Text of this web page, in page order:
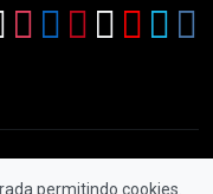
permitindo cookies.